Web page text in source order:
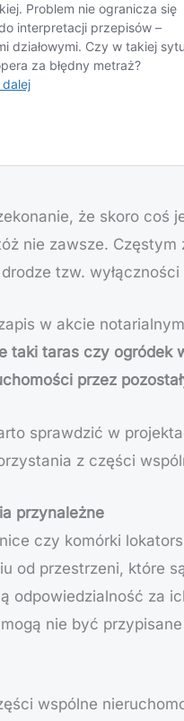
że skoro
nie zawsze.
tzw.
w akcie
taki taras czy ogródek
przez
sprawdzić w
z części
przynależne
czy komórki
od przestrzeni, które
odpowiedzialność
nie być
wspólne